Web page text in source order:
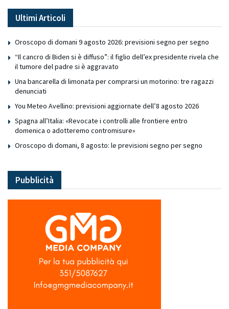
Ultimi Articoli
Oroscopo di domani 9 agosto 2026: previsioni segno per segno
“Il cancro di Biden si è diffuso”: il figlio dell’ex presidente rivela che
il tumore del padre si è aggravato
Una bancarella di limonata per comprarsi un motorino: tre ragazzi
denunciati
You Meteo Avellino: previsioni aggiornate dell’8 agosto 2026
Spagna all’Italia: «Revocate i controlli alle frontiere entro
domenica o adotteremo contromisure»
Oroscopo di domani, 8 agosto: le previsioni segno per segno
Pubblicità